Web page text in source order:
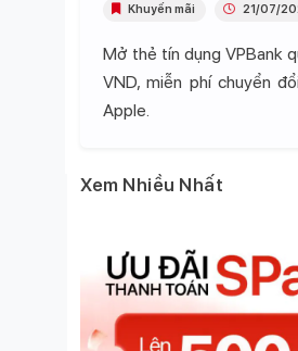
Mở thẻ tín dụng VPBank
VND, miễn phí chuyển
Apple.
Khuyến mãi 21/07/
Xem Nhiều Nhất